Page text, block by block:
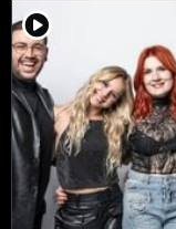
player2